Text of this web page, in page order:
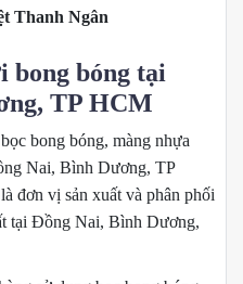
bong bóng tại
TP HCM
bong bóng, màng nhựa
Nai, Bình Dương, TP
đơn vị sản xuất và phân phối
tại Đồng Nai, Bình Dương,